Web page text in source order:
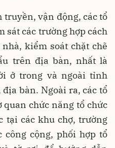
truyền, vận động, các tổ
sát các trường hợp cách
kiểm soát chặt chẽ
trên địa bàn, nhất là
ở trong và ngoài tỉnh
bàn. Ngoài ra, các tổ
quan chức năng tổ chức
tại các khu chợ, trường
công cộng, phối hợp tổ